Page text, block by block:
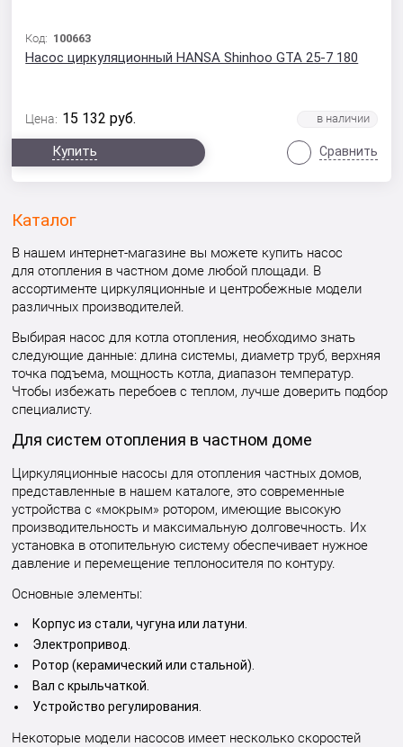
Код: 100663
Насос циркуляционный HANSA Shinhoo GTA 25-7 180
Цена: 15 132 руб.
Купить Сравнить
Каталог
В нашем интернет-магазине вы можете купить насос
для отопления в частном доме любой площади. В
ассортименте циркуляционные и центробежные модели
различных производителей.
Выбирая насос для котла отопления, необходимо знать
следующие данные: длина системы, диаметр труб, верхняя
точка подъема, мощность котла, диапазон температур.
Чтобы избежать перебоев с теплом, лучше доверить подбор
специалисту.
Для систем отопления в частном доме
Циркуляционные насосы для отопления частных домов,
представленные в нашем каталоге, это современные
устройства с «мокрым» ротором, имеющие высокую
производительность и максимальную долговечность. Их
установка в отопительную систему обеспечивает нужное
давление и перемещение теплоносителя по контуру.
Основные элементы:
Корпус из стали, чугуна или латуни.
Электропривод.
Ротор (керамический или стальной).
Вал с крыльчаткой.
Устройство регулирования.
Некоторые модели насосов имеет несколько скоростей